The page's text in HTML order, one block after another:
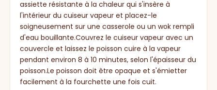
assiette résistante à la chaleur qui s'insère à
l'intérieur du cuiseur vapeur et placez-le
soigneusement sur une casserole ou un wok rempli
d'eau bouillante.Couvrez le cuiseur vapeur avec un
couvercle et laissez le poisson cuire à la vapeur
pendant environ 8 à 10 minutes, selon l'épaisseur du
poisson.Le poisson doit être opaque et s'émietter
facilement à la fourchette une fois cuit.